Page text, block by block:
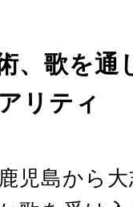
、歌を通
リティ
児島から